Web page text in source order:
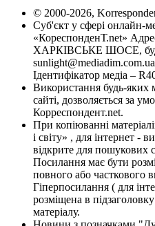
© 2000-2026,
Суб'єкт у сфері онлайн-
«КореспонденТ.net»
ХАРКІВСЬКЕ ШОСЕ,
sunlight@mediadim.com.ua
Ідентифікатор медіа –
Використання будь-яких
сайті, дозволяється за
Корреспондент.net.
При копіюванні
і світу» , для інтернет -
відкрите для пошукових
Посилання має бути
повного або часткового
Гіперпосилання ( для
розміщена в
матеріалу.